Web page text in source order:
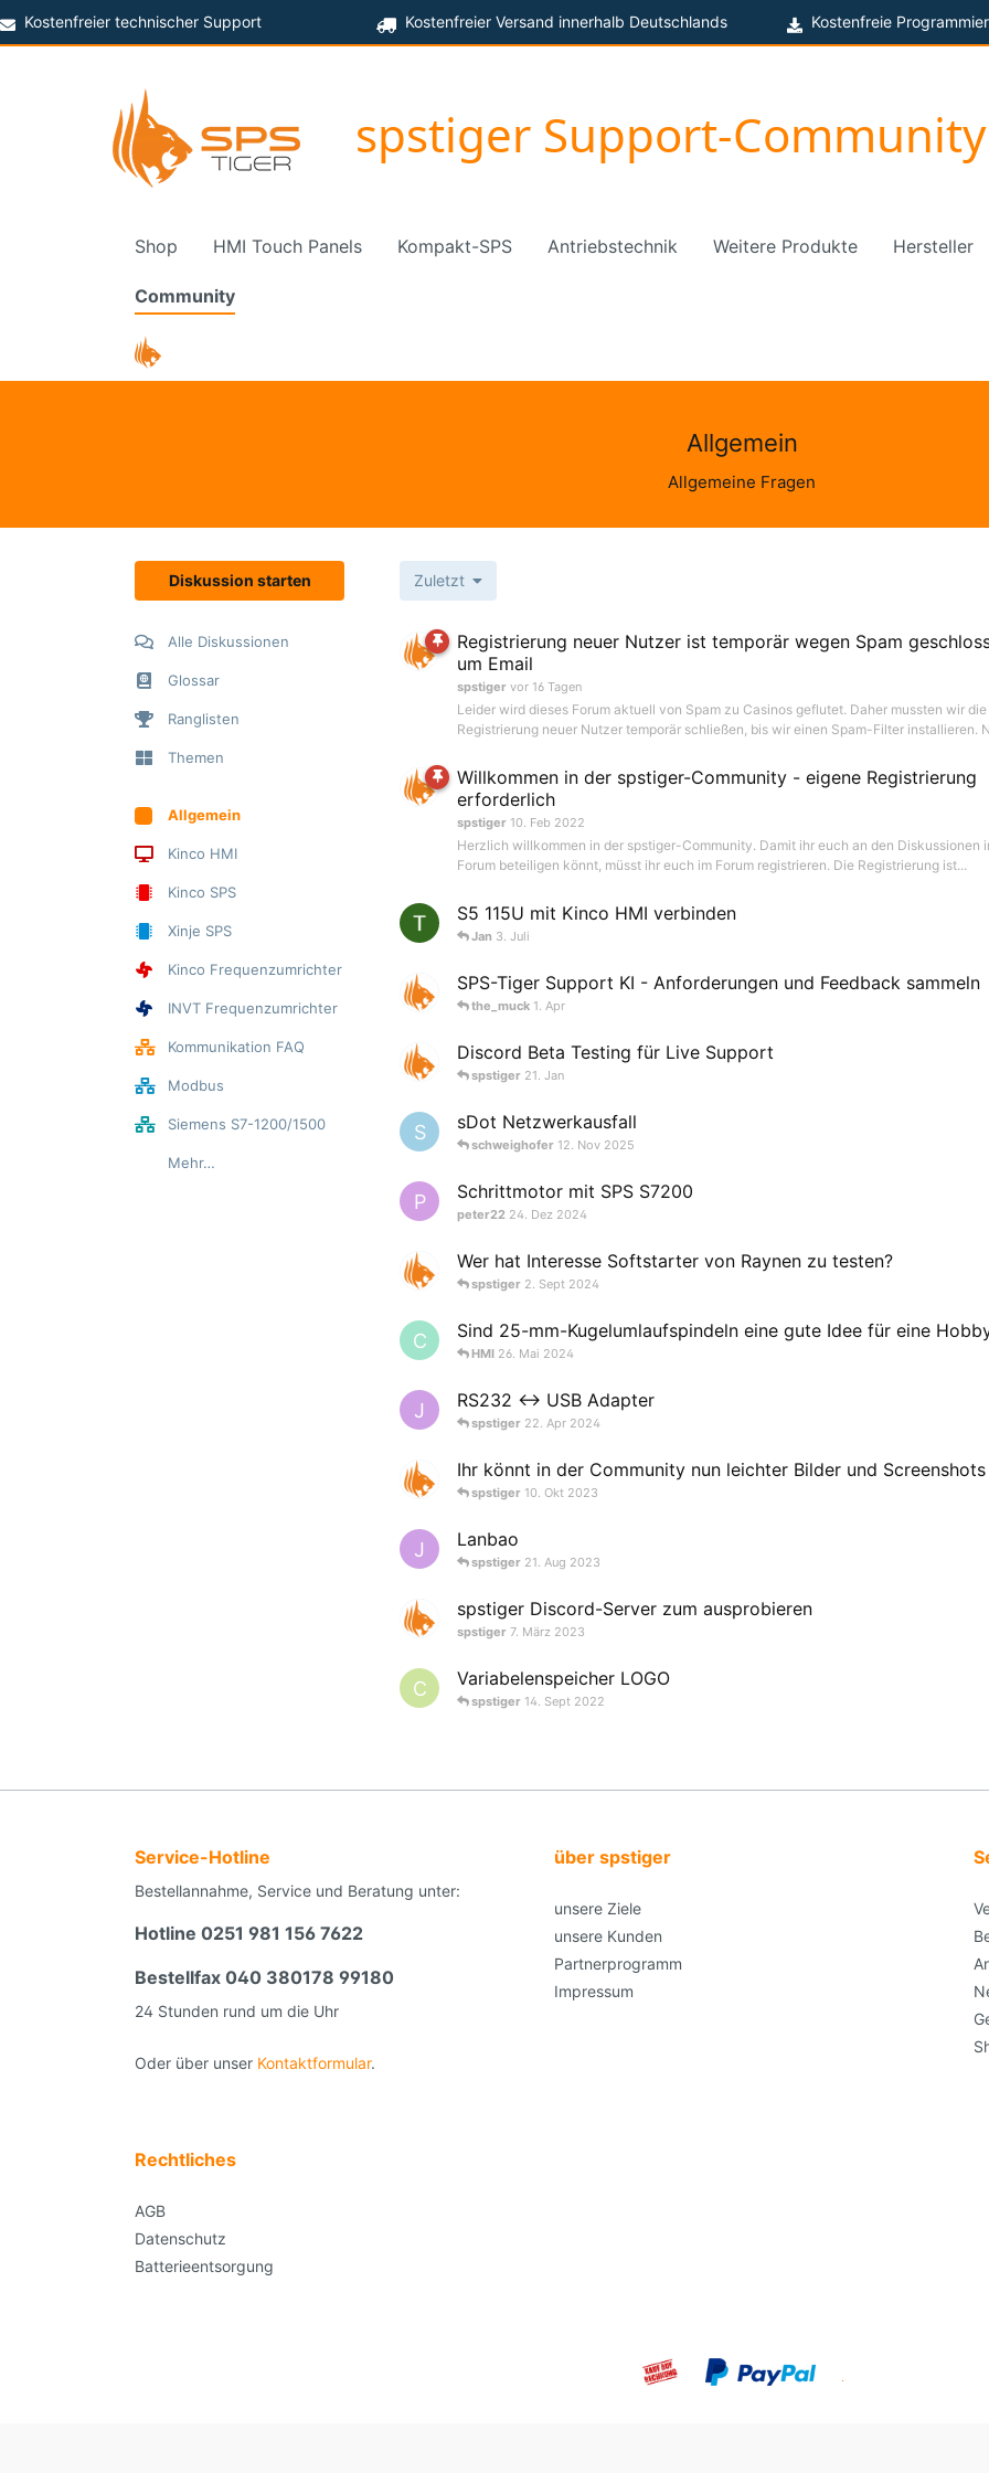
Kostenfreier technischer Support Kostenfreier Versand innerhalb Deutschlands Kostenfreie
spstiger Support-Community
Shop HMI Touch Panels Kompakt-SPS Antriebstechnik Weitere Produkte Hersteller
Community
Allgemein
Allgemeine Fragen
Diskussion starten
Alle Diskussionen
Glossar
Ranglisten
Themen
Allgemein
Kinco HMI
Kinco SPS
Xinje SPS
Kinco Frequenzumrichter
INVT Frequenzumrichter
Kommunikation FAQ
Modbus
Siemens S7-1200/1500
Mehr…
Zuletzt
Registrierung neuer Nutzer ist temporär wegen Spam
um Email
spstiger vor 16 Tagen
Leider wird dieses Forum aktuell von Spam zu Casinos geflutet. Daher mussten wir die
Registrierung neuer Nutzer temporär schließen, bis wir einen Spam-Filter installieren.
Willkommen in der spstiger-Community - eigene Registrierung
erforderlich
spstiger 10. Feb 2022
Herzlich willkommen in der spstiger-Community. Damit ihr euch an den Diskussionen
Forum beteiligen könnt, müsst ihr euch im Forum registrieren. Die Registrierung ist...
S5 115U mit Kinco HMI verbinden
Jan 3. Juli
SPS-Tiger Support KI - Anforderungen und Feedback sammeln
the_muck 1. Apr
Discord Beta Testing für Live Support
spstiger 21. Jan
S sDot Netzwerkausfall
schweighofer 12. Nov 2025
P Schrittmotor mit SPS S7200
peter22 24. Dez 2024
Wer hat Interesse Softstarter von Raynen zu testen?
spstiger 2. Sept 2024
C Sind 25-mm-Kugelumlaufspindeln eine gute Idee für eine
HMI 26. Mai 2024
J RS232 <-> USB Adapter
spstiger 22. Apr 2024
Ihr könnt in der Community nun leichter Bilder und
spstiger 10. Okt 2023
J Lanbao
spstiger 21. Aug 2023
spstiger Discord-Server zum ausprobieren
spstiger 7. März 2023
C Variabelenspeicher LOGO
spstiger 14. Sept 2022
Service-Hotline
Bestellannahme, Service und Beratung unter:
Hotline 0251 981 156 7622
Bestellfax 040 380178 99180
24 Stunden rund um die Uhr
Oder über unser Kontaktformular.
über spstiger
unsere Ziele
unsere Kunden
Partnerprogramm
Impressum
Rechtliches
AGB
Datenschutz
Batterieentsorgung